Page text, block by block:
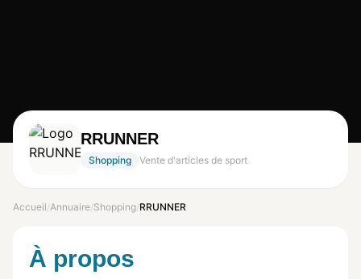
RRUNNER
Shopping Vente d'articles de sport
Accueil/Annuaire/Shopping/RRUNNER
À propos